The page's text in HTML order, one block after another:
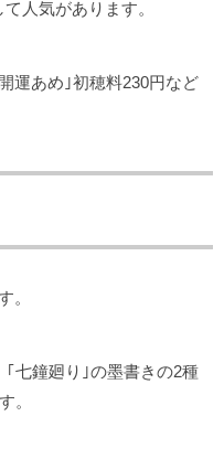
人気があります。
運あめ｣初穂料230円など
。
七鐘廻り｣の墨書きの2種
。